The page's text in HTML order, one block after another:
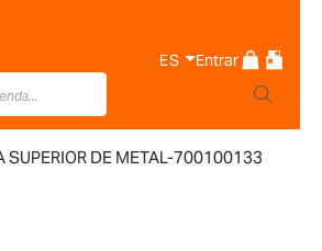
ES Entrar
SUPERIOR DE METAL-700100133